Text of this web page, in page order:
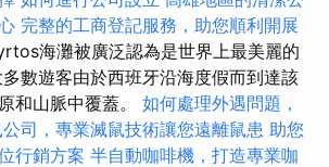
完整的工商登記服務，助您順利開展
海灘被廣泛認為是世界上最美麗的
數遊客由於西班牙沿海度假而到達該
和山脈中覆蓋。 如何處理外遇問題，
司，專業滅鼠技術讓您遠離鼠患 助您
行銷方案 半自動咖啡機，打造專業咖